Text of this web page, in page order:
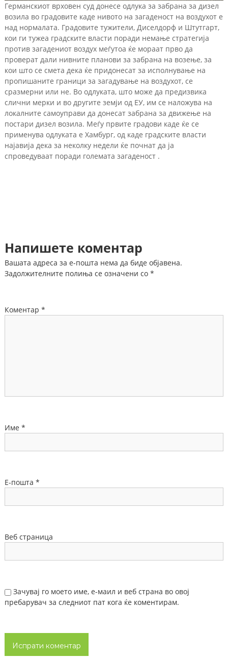
Германскиот врховен суд донесе одлука за забрана за дизел
возила во градовите каде нивото на загаденост на воздухот е
над нормалата. Градовите тужители, Диселдорф и Штутгарт,
кои ги тужеа градските власти поради немање стратегија
против загадениот воздух меѓутоа ќе мораат прво да
проверат дали нивните планови за забрана на возење, за
кои што се смета дека ќе придонесат за исполнување на
пропишаните граници за загадување на воздухот, се
сразмерни или не. Во одлуката, што може да предизвика
слични мерки и во другите земји од ЕУ, им се наложува на
локалните самоуправи да донесат забрана за движење на
постари дизел возила. Меѓу првите градови каде ќе се
применува одлуката е Хамбург, од каде градските власти
најавија дека за неколку недели ќе почнат да ја
спроведуваат поради големата загаденост .
Напишете коментар
Вашата адреса за е-пошта нема да биде објавена.
Задолжителните полиња се означени со *
Коментар *
Име *
Е-пошта *
Веб страница
Зачувај го моето име, е-маил и веб страна во овој
пребарувач за следниот пат кога ќе коментирам.